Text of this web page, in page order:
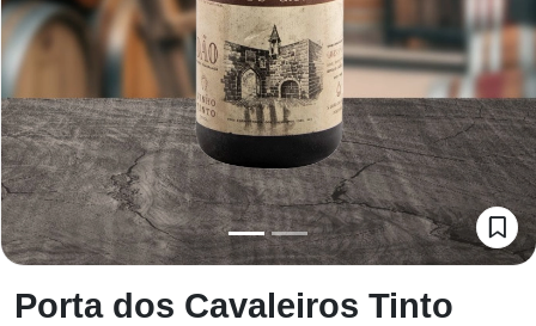
Porta dos Cavaleiros Tinto